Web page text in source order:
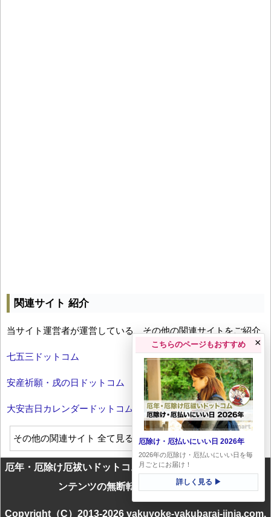
関連サイト 紹介
当サイト運営者が運営している、その他の関連サイトをご紹介
七五三ドットコム
安産祈願・戌の日ドットコム
大安吉日カレンダードットコム
その他の関連サイト 全て見る
厄年・厄除け厄祓いドットコムに掲載のテキスト・画像等コ
ンテンツの無断転載を一切禁じます
Copyright（C）2013-2026 yakuyoke-yakubarai-jinja.com.
こちらのページもおすすめ
厄除け・厄払いにいい日 2026年
2026年の厄除け・厄払いにいい日を毎
月ごとにお届け！
詳しく見る ▶
×